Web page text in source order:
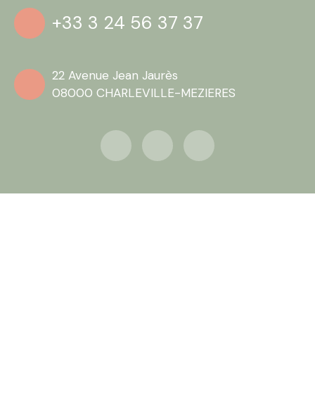
+33 3 24 56 37 37
22 Avenue Jean Jaurès
08000 CHARLEVILLE-MEZIERES